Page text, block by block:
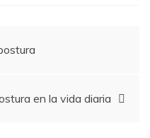
en la vida diaria